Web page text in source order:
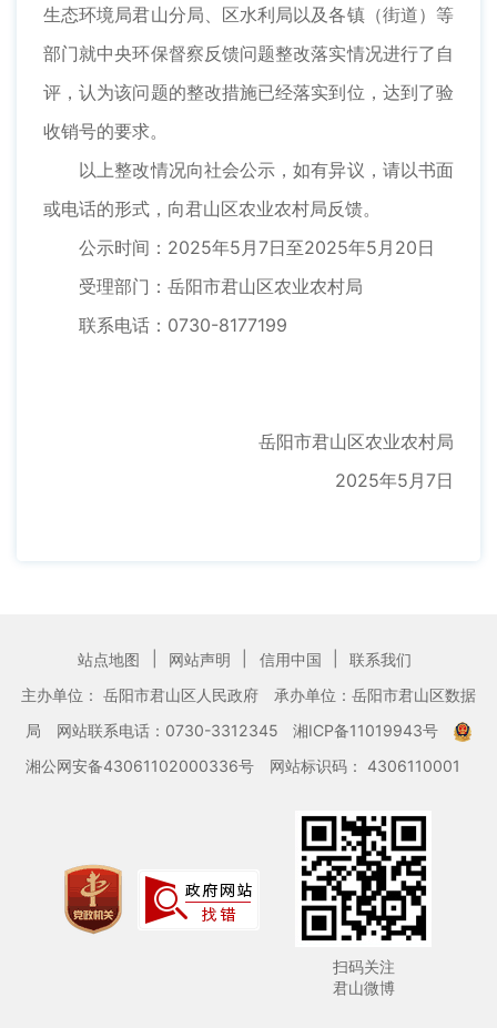
生态环境局君山分局、区水利局以及各镇（街道）等
部门就中央环保督察反馈问题整改落实情况进行了自
评，认为该问题的整改措施已经落实到位，达到了验
收销号的要求。
以上整改情况向社会公示，如有异议，请以书面
或电话的形式，向君山区农业农村局反馈。
公示时间：2025年5月7日至2025年5月20日
受理部门：岳阳市君山区农业农村局
联系电话：0730-8177199
岳阳市君山区农业农村局
2025年5月7日
站点地图 网站声明 信用中国
联系我们
主办单位： 岳阳市君山区人民政府
承办单位：岳阳市君山区数据
局
网站联系电话：0730-3312345
湘ICP备11019943号
湘公网安备43061102000336号
网站标识码： 4306110001
扫码关注
君山微博